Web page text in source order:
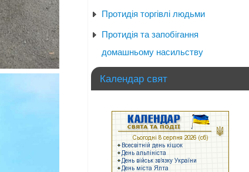
Протидія торгівлі людьми
Протидія та запобігання
домашньому насильству
Календар свят